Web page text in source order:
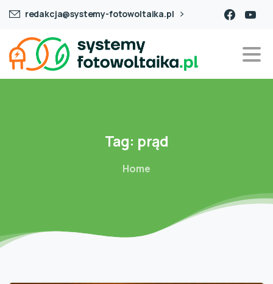
redakcja@systemy-fotowoltaika.pl
Tag: prąd
Home